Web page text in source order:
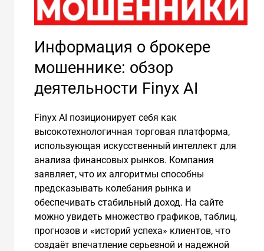
Информация о брокере
мошеннике: обзор
деятельности Finyx AI
Finyx AI позиционирует себя как
высокотехнологичная торговая платформа,
использующая искусственный интеллект для
анализа финансовых рынков. Компания
заявляет, что их алгоритмы способны
предсказывать колебания рынка и
обеспечивать стабильный доход. На сайте
можно увидеть множество графиков, таблиц,
прогнозов и «историй успеха» клиентов, что
создаёт впечатление серьезной и надежной